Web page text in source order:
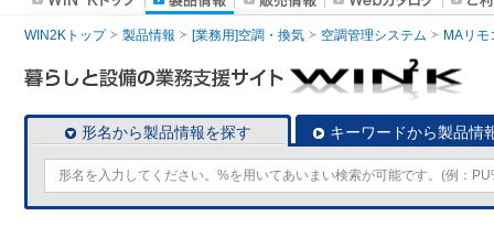
WIN2Kトップ 製品情報 [業務用]空調・換気 空調管理システム MAリモ
形名から製品情報を探す キーワードから製品情